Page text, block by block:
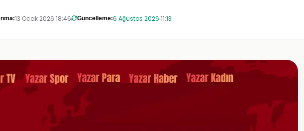
13 Ocak 2026 18:46 Güncelleme:6 Ağustos 2026 11:13